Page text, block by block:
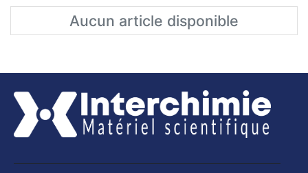
Aucun article disponible